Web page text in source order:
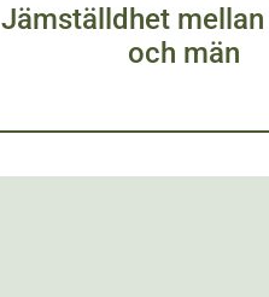
Jämställdhet
och män